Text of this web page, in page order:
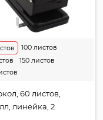
100 листов
150 листов
60 листов,
линейка, 2